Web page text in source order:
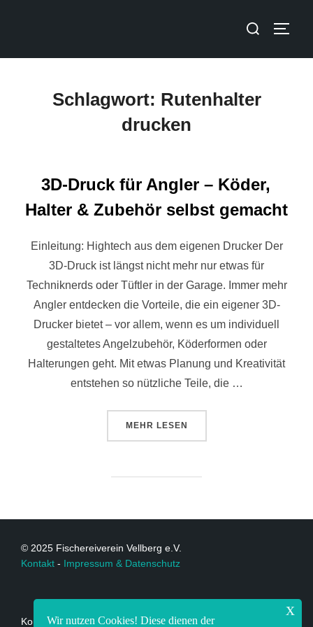
Schlagwort: Rutenhalter
drucken
3D-Druck für Angler – Köder,
Halter & Zubehör selbst gemacht
Einleitung: Hightech aus dem eigenen Drucker Der
3D-Druck ist längst nicht mehr nur etwas für
Techniknerds oder Tüftler in der Garage. Immer mehr
Angler entdecken die Vorteile, die ein eigener 3D-
Drucker bietet – vor allem, wenn es um individuell
gestaltetes Angelzubehör, Köderformen oder
Halterungen geht. Mit etwas Planung und Kreativität
entstehen so nützliche Teile, die …
MEHR LESEN
© 2025 Fischereiverein Vellberg e.V.
Kontakt - Impressum & Datenschutz
Kontakt:Wir nutzen Cookies! Diese dienen der
x